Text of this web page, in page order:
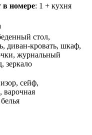
в номере: 1 + кухня
стол,
диван-кровать, шкаф,
журнальный
зеркало
сейф,
варочная